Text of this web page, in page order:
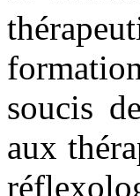
soucis
aux